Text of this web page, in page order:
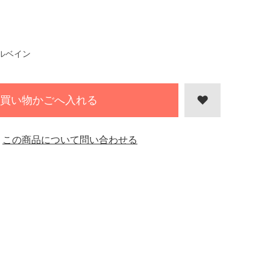
ベイン
買い物かごへ入れる
この商品について問い合わせる